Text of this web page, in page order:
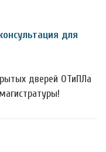
для
дверей ОТиПЛа